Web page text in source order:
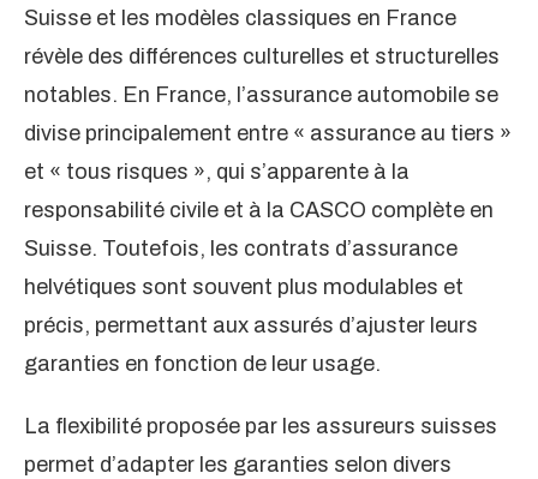
Suisse et les modèles classiques en France
révèle des différences culturelles et structurelles
notables. En France, l’assurance automobile se
divise principalement entre « assurance au tiers »
et « tous risques », qui s’apparente à la
responsabilité civile et à la CASCO complète en
Suisse. Toutefois, les contrats d’assurance
helvétiques sont souvent plus modulables et
précis, permettant aux assurés d’ajuster leurs
garanties en fonction de leur usage.
La flexibilité proposée par les assureurs suisses
permet d’adapter les garanties selon divers